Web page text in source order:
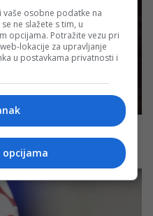
osobne podatke na
ne slažete s tim, u
opcijama. Potražite vezu pri
lokacije za upravljanje
u postavkama privatnosti i
opcijama